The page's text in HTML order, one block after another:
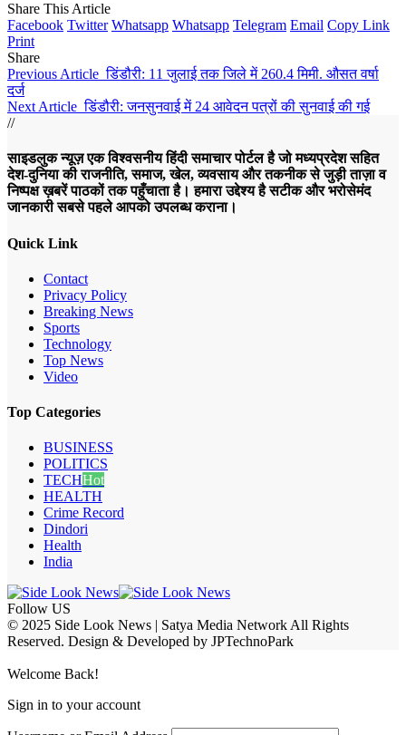
Share This Article
Facebook Twitter Whatsapp Whatsapp Telegram Email Copy Link
Print
Share
Previous Article डिंडौरी: 11 जुलाई तक जिले में 260.4 मिमी. औसत वर्षा
दर्ज
Next Article डिंडौरी: जनसुनवाई में 24 आवेदन पत्रों की सुनवाई की गई
//
साइडलुक न्यूज़ एक विश्वसनीय हिंदी समाचार पोर्टल है जो मध्यप्रदेश सहित
देश-दुनिया की राजनीति, समाज, खेल, व्यवसाय और तकनीक से जुड़ी ताज़ा व
निष्पक्ष ख़बरें पाठकों तक पहुँचाता है। हमारा उद्देश्य है सटीक और भरोसेमंद
जानकारी सबसे पहले आपको उपलब्ध कराना।
Quick Link
Contact
Privacy Policy
Breaking News
Sports
Technology
Top News
Video
Top Categories
BUSINESS
POLITICS
TECHHot
HEALTH
Crime Record
Dindori
Health
India
Follow US
© 2025 Side Look News | Satya Media Network All Rights
Reserved. Design & Developed by JPTechnoPark
Welcome Back!
Sign in to your account